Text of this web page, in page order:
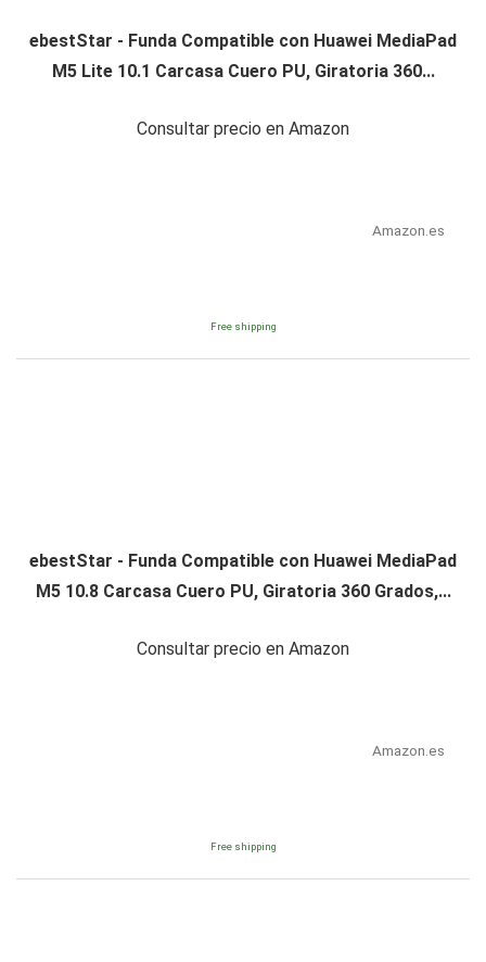
ebestStar - Funda Compatible con Huawei MediaPad
M5 Lite 10.1 Carcasa Cuero PU, Giratoria 360...
Consultar precio en Amazon
Amazon.es
Free shipping
ebestStar - Funda Compatible con Huawei MediaPad
M5 10.8 Carcasa Cuero PU, Giratoria 360 Grados,...
Consultar precio en Amazon
Amazon.es
Free shipping